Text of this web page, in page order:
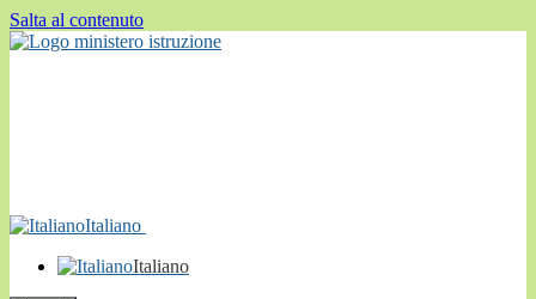
Salta al contenuto
Italiano
Italiano